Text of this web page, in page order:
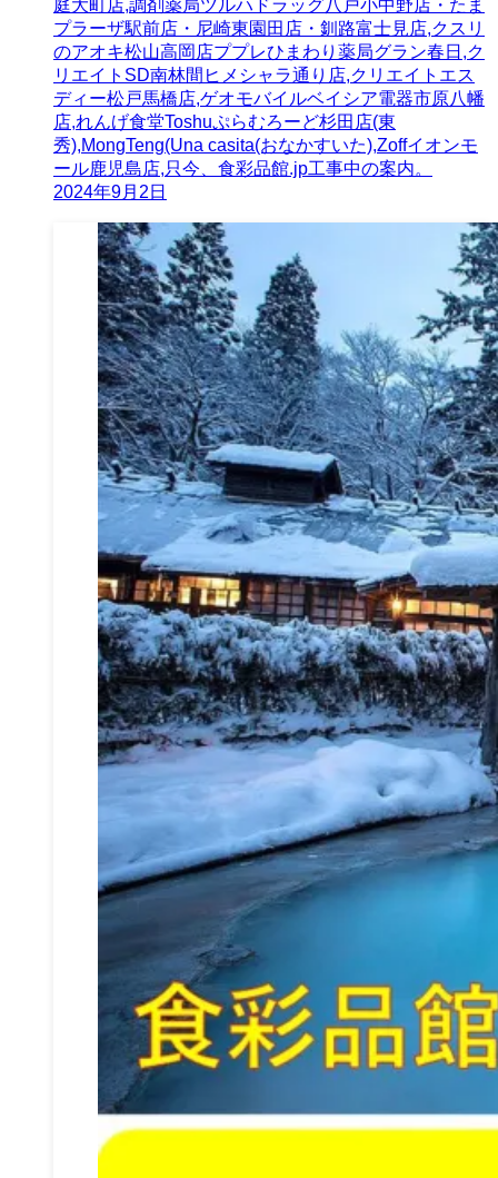
庭大町店,調剤薬局ツルハドラッグ八戸小中野店・たま
プラーザ駅前店・尼崎東園田店・釧路富士見店,クスリ
のアオキ松山高岡店ププレひまわり薬局グラン春日,ク
リエイトSD南林間ヒメシャラ通り店,クリエイトエス
ディー松戸馬橋店,ゲオモバイルベイシア電器市原八幡
店,れんげ食堂Toshuぷらむろーど杉田店(東
秀),MongTeng(Una casita(おなかすいた),Zoffイオンモ
ール鹿児島店,只今、食彩品館.jp工事中の案内。
2024年9月2日